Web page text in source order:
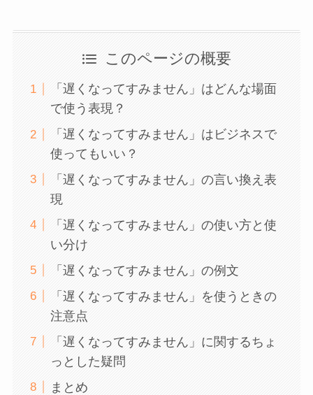
このページの概要
「遅くなってすみません」はどんな場面
で使う表現？
「遅くなってすみません」はビジネスで
使ってもいい？
「遅くなってすみません」の言い換え表
現
「遅くなってすみません」の使い方と使
い分け
「遅くなってすみません」の例文
「遅くなってすみません」を使うときの
注意点
「遅くなってすみません」に関するちょ
っとした疑問
まとめ